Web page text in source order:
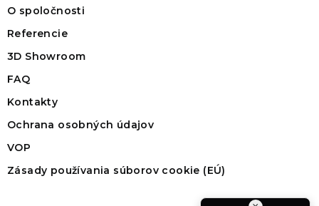
O spoločnosti
Referencie
3D Showroom
FAQ
Kontakty
Ochrana osobných údajov
VOP
Zásady používania súborov cookie (EÚ)